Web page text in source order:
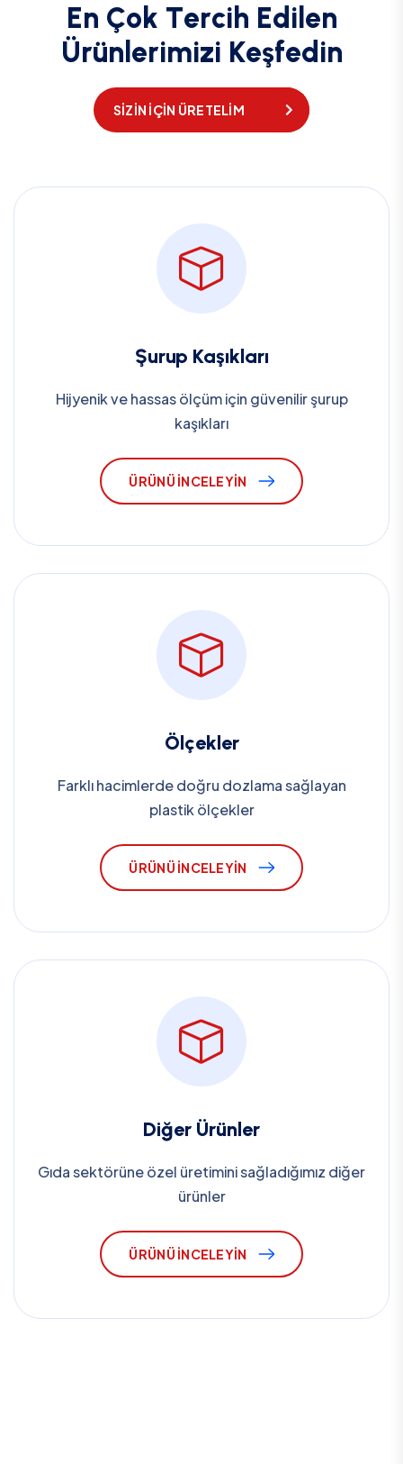
En Çok Tercih Ed i en
Ürün erimizi Keşfed in
SIZIN IÇIN ÜRETELIM
Şurup Kaşıkları
Hijyenik ve hassas ölçüm için güvenilir şurup
kaşıkları
ÜRÜNÜ İNCELEYIN
Ölçekler
Farklı hacimlerde doğru dozlama sağlayan
plastik ölçekler
ÜRÜNÜ İNCELEYIN
Diğer Ürünler
Gıda sektörüne özel üretimini sağladığımız diğer
ürünler
ÜRÜNÜ İNCELEYIN